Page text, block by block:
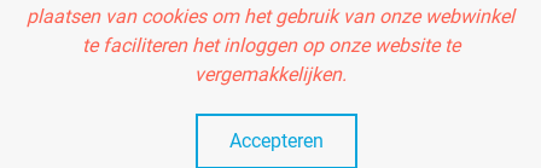
plaatsen van cookies om het gebruik van onze webwinkel
te faciliteren het inloggen op onze website te
vergemakkelijken.
Accepteren